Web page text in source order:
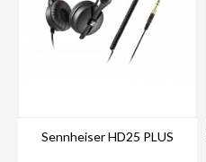
Sennheiser HD25 PLUS